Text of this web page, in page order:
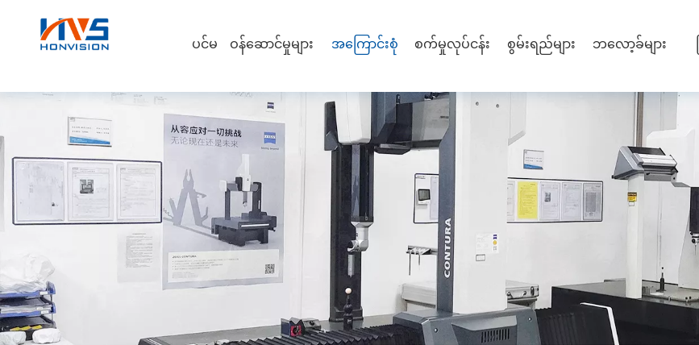
ပင်မ ဝန်ဆောင်မှုများ အကြောင်းစုံ စက်မှုလုပ်ငန်း စွမ်းရည်များ ဘလော့ခ်များ